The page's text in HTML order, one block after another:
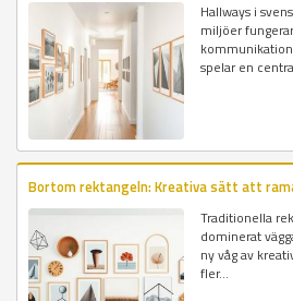
Hallways i
miljöer
spelar en
Bortom rektangeln: Kreativa sätt att
Traditionella
dominerat
ny våg av
fler...